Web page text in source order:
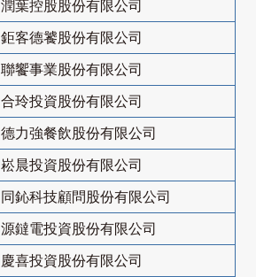
潤葉控股股份有限公司
鉅客德饕股份有限公司
聯饗事業股份有限公司
合玲投資股份有限公司
德力強餐飲股份有限公司
崧晨投資股份有限公司
同鈊科技顧問股份有限公司
源鐽電投資股份有限公司
慶喜投資股份有限公司